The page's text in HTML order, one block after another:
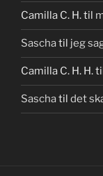
Camilla C. H.til
Saschatil jeg
Camilla C. H. H.
Saschatil det